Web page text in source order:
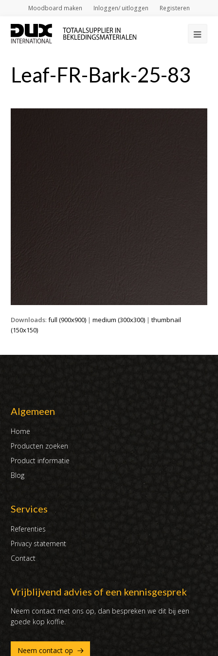
Moodboard maken Inloggen/ uitloggen Registeren
Leaf-FR-Bark-25-83
Downloads:full (900x900) |medium (300x300) |thumbnail
(150x150)
Algemeen
Home
Producten zoeken
Product informatie
Blog
Services
Referenties
Privacy statement
Contact
Vrijblijvend advies of een kennisgesprek
Neem contact met ons op, dan bespreken we dit bij een
goede kop koffie.
Neem contact op